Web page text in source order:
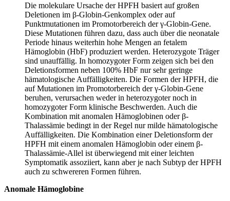
Die molekulare Ursache der HPFH basiert auf großen
Deletionen im β-Globin-Genkomplex oder auf
Punktmutationen im Promotorbereich der γ-Globin-Gene.
Diese Mutationen führen dazu, dass auch über die neonatale
Periode hinaus weiterhin hohe Mengen an fetalem
Hämoglobin (HbF) produziert werden. Heterozygote Träger
sind unauffällig. In homozygoter Form zeigen sich bei den
Deletionsformen neben 100% HbF nur sehr geringe
hämatologische Auffälligkeiten. Die Formen der HPFH, die
auf Mutationen im Promotorbereich der γ-Globin-Gene
beruhen, verursachen weder in heterozygoter noch in
homozygoter Form klinische Beschwerden. Auch die
Kombination mit anomalen Hämoglobinen oder β-
Thalassämie bedingt in der Regel nur milde hämatologische
Auffälligkeiten. Die Kombination einer Deletionsform der
HPFH mit einem anomalen Hämoglobin oder einem β-
Thalassämie-Allel ist überwiegend mit einer leichten
Symptomatik assoziiert, kann aber je nach Subtyp der HPFH
auch zu schwereren Formen führen.
Anomale Hämoglobine